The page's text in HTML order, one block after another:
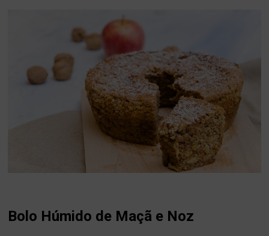
Bolo Húmido de Maçã e Noz